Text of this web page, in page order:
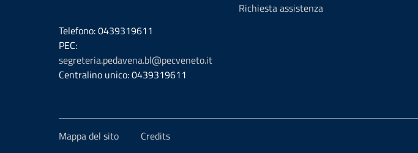
Telefono: 0439319611
PEC:
segreteria.pedavena.bl@pecveneto.it
Centralino unico: 0439319611
Richiesta assistenza
Mappa del sito Credits